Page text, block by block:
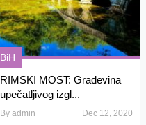
BiH
RIMSKI MOST: Građevina
upečatljivog izgl...
Byadmin Dec 12, 2020